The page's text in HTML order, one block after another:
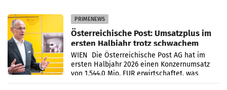
PRIMENEWS
Österreichische Post: Umsatzplus im
ersten Halbjahr trotz schwachem
Briefgeschäft
WIEN Die Österreichische Post AG hat im
ersten Halbjahr 2026 einen Konzernumsatz
von 1.544,0 Mio. EUR erwirtschaftet, was
einem Plus von 3,8 Prozent gegenüber dem